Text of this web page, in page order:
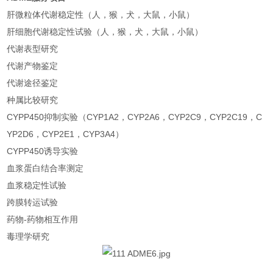
肝微粒体代谢稳定性（人，猴，犬，大鼠，小鼠）
肝细胞代谢稳定性试验（人，猴，犬，大鼠，小鼠）
代谢表型研究
代谢产物鉴定
代谢途径鉴定
种属比较研究
CYPP450抑制实验（CYP1A2，CYP2A6，CYP2C9，CYP2C19，C
YP2D6，CYP2E1，CYP3A4）
CYPP450诱导实验
血浆蛋白结合率测定
血浆稳定性试验
跨膜转运试验
药物-药物相互作用
毒理学研究